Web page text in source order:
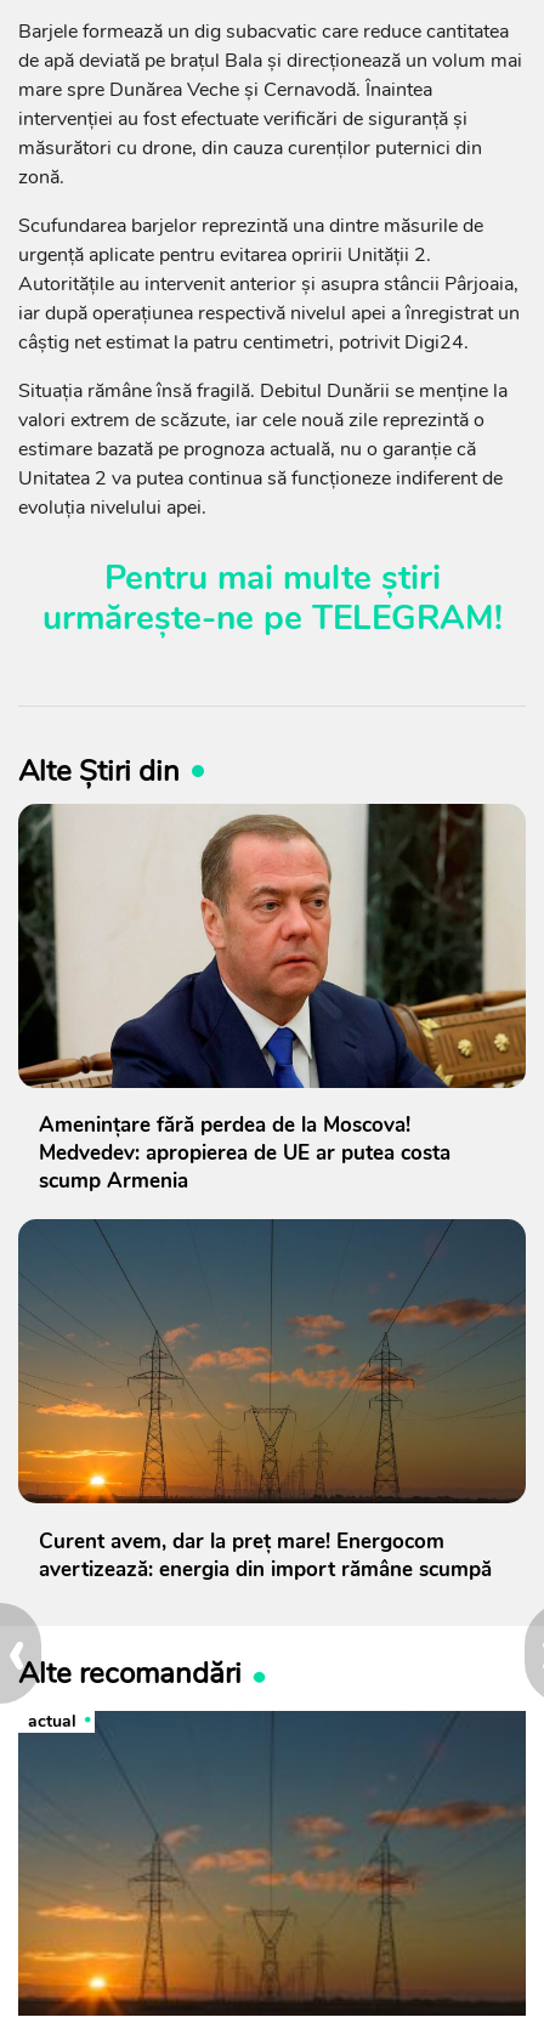
‹
Barjele formează un dig subacvatic care reduce cantitatea
de apă deviată pe brațul Bala și direcționează un volum mai
mare spre Dunărea Veche și Cernavodă. Înaintea
intervenției au fost efectuate verificări de siguranță și
măsurători cu drone, din cauza curenților puternici din
zonă.
Scufundarea barjelor reprezintă una dintre măsurile de
urgență aplicate pentru evitarea opririi Unității 2.
Autoritățile au intervenit anterior și asupra stâncii Pârjoaia,
iar după operațiunea respectivă nivelul apei a înregistrat un
câștig net estimat la patru centimetri, potrivit Digi24.
Situația rămâne însă fragilă. Debitul Dunării se menține la
valori extrem de scăzute, iar cele nouă zile reprezintă o
estimare bazată pe prognoza actuală, nu o garanție că
Unitatea 2 va putea continua să funcționeze indiferent de
evoluția nivelului apei.
Pentru mai multe știri
urmărește-ne pe TELEGRAM!
Alte Știri din
Amenințare fără perdea de la Moscova!
Medvedev: apropierea de UE ar putea costa
scump Armenia
Curent avem, dar la preț mare! Energocom
avertizează: energia din import rămâne scumpă
Alte recomandări
actual